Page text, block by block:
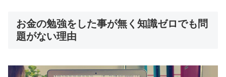
お金の勉強をした事が無く知識ゼロでも問
題がない理由